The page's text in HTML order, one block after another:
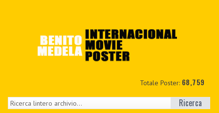
Totale Poster: 68,759
Ricerca